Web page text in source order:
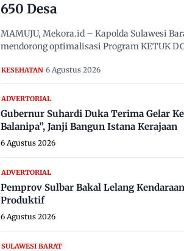
650 Desa
MAMUJU, Mekora.id – Kapolda Sulawesi
mendorong optimalisasi Program KETUK
KESEHATAN 6 Agustus 2026
ADVERTORIAL
Gubernur Suhardi Duka Terima Gelar
Balanipa”, Janji Bangun Istana Kerajaan
6 Agustus 2026
ADVERTORIAL
Pemprov Sulbar Bakal Lelang
Produktif
6 Agustus 2026
SULAWESI BARAT